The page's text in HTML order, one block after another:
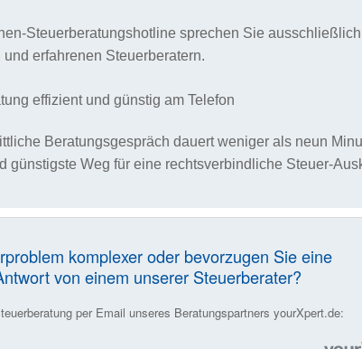
Steuerberatungshotline sprechen Sie
erfahrenen Steuerberatern.
effizient und günstig am Telefon
Beratungsgespräch dauert weniger als neun
günstigste Weg für eine rechtsverbindliche Steuer-